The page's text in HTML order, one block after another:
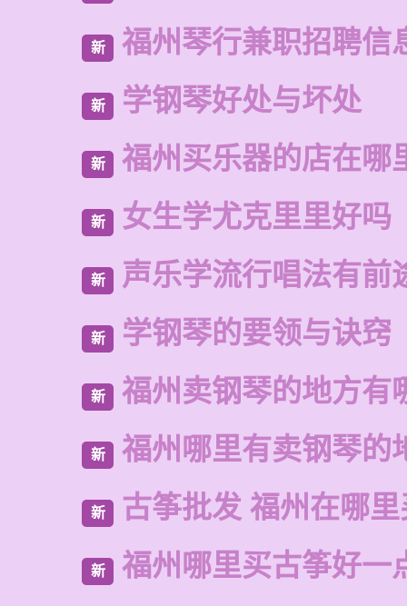
新 福州琴行兼职招聘信
新 学钢琴好处与坏处
新 福州买乐器的店在哪
新 女生学尤克里里好吗
新 声乐学流行唱法有前
新 学钢琴的要领与诀窍
新 福州卖钢琴的地方有
新 福州哪里有卖钢琴的
新 古筝批发 福州在哪
新 福州哪里买古筝好一